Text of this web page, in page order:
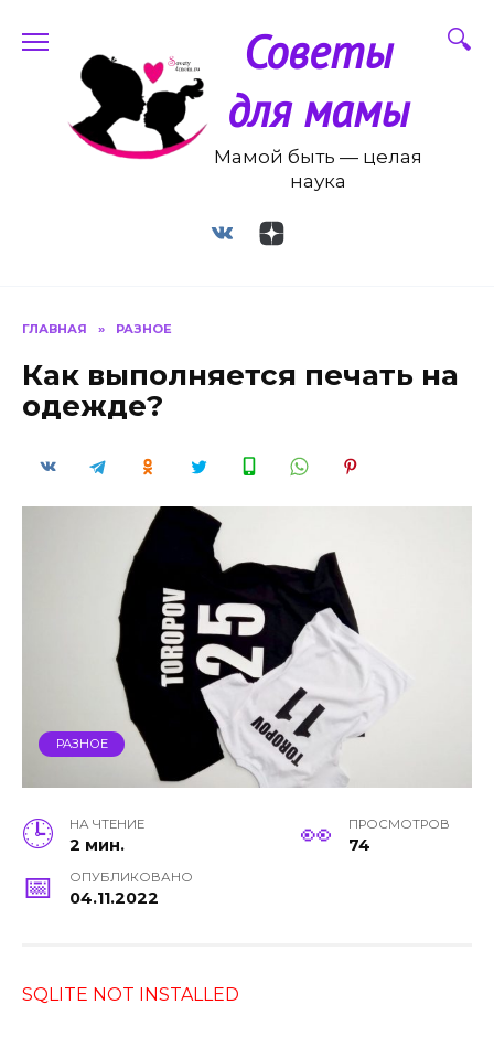
содержанию
Советы
для мамы
Мамой быть — целая
наука
ГЛАВНАЯ » РАЗНОЕ
Как выполняется печать на
одежде?
РАЗНОЕ
НА ЧТЕНИЕ
2 мин.
ПРОСМОТРОВ
74
ОПУБЛИКОВАНО
04.11.2022
SQLITE NOT INSTALLED